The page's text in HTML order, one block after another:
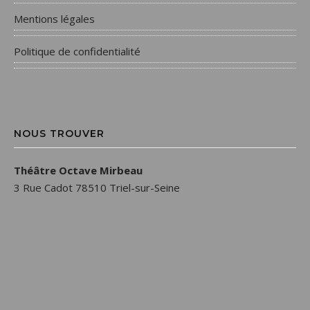
Mentions légales
Politique de confidentialité
NOUS TROUVER
Théâtre Octave Mirbeau
3 Rue Cadot 78510 Triel-sur-Seine